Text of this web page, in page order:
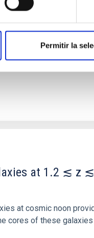
Permitir la
see alignments
of cores
at 1.2 ≲ z ≲
at cosmic noon
cores of these